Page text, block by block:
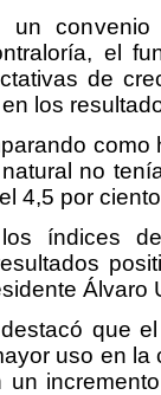
el
de
los
no
4,5 por
índices
Álvaro
que
uso en
un